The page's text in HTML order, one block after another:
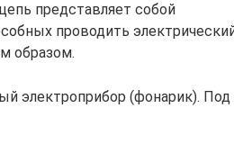
представляет собой
проводить
образом.
электроприбор (фонарик). Под